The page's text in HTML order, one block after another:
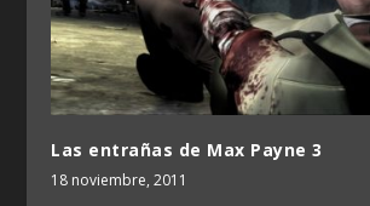
Las entrañas de Max Payne 3
18 noviembre, 2011